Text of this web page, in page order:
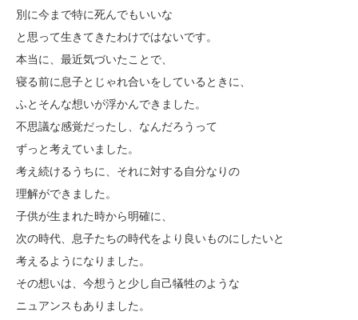
別に今まで特に死んでもいいな
と思って生きてきたわけではないです。
本当に、最近気づいたことで、
寝る前に息子とじゃれ合いをしているときに、
ふとそんな想いが浮かんできました。
不思議な感覚だったし、なんだろうって
ずっと考えていました。
考え続けるうちに、それに対する自分なりの
理解ができました。
子供が生まれた時から明確に、
次の時代、息子たちの時代をより良いものにしたいと
考えるようになりました。
その想いは、今想うと少し自己犠牲のような
ニュアンスもありました。